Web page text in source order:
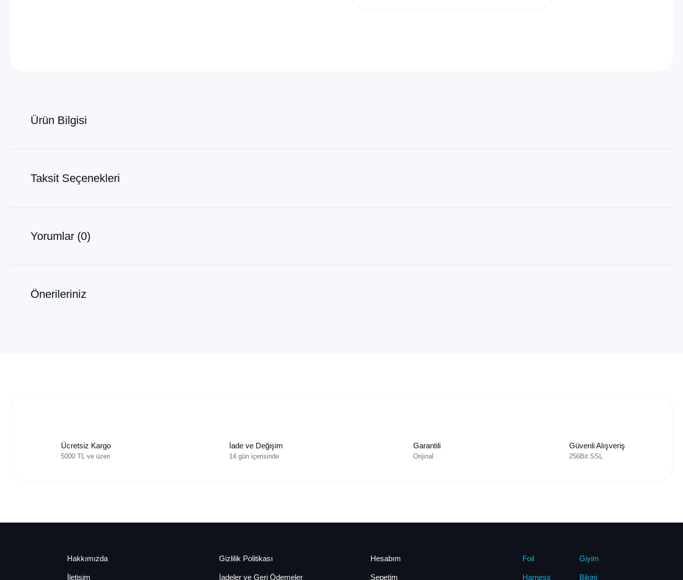
Ürün Bilgisi
Taksit Seçenekleri
Yorumlar (0)
Önerileriniz
Ücretsiz Kargo
5000 TL ve üzeri
İade ve Değişim
14 gün içerisinde
Garantili
Orijinal
Güvenli Alışveriş
256Bit SSL
Hakkımızda
İletişim
Gizlilik Politikası
İadeler ve Geri Ödemeler
Hesabım
Sepetim
Foil
Harness
Giyim
Bikini